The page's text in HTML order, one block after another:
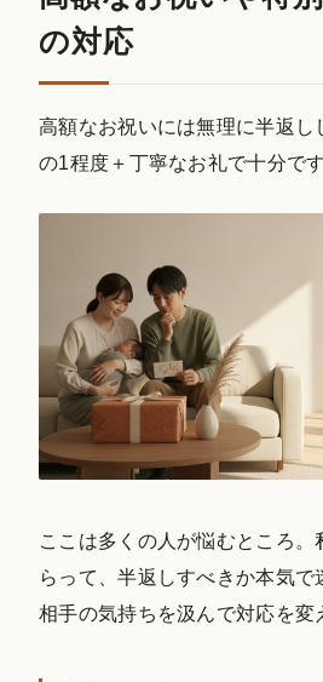
の対応
高額なお祝いには無理に半返し
の1程度＋丁寧なお礼で十分です
ここは多くの人が悩むところ。
らって、半返しすべきか本気で
相手の気持ちを汲んで対応を変